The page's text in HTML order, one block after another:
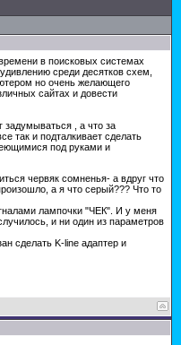
в поисковых системах
среди десятков схем,
но очень желающего
сайтах и довести
задумываться , а что за
так и подталкивает сделать
под руками и
червяк сомненья- а вдруг что
а я что серый??? Что то
лампочки "ЧЕК". И у меня
и ни один из параметров
сделать K-line адаптер и